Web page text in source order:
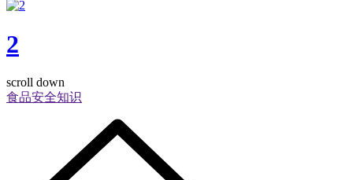
2
scroll down
食品安全知识